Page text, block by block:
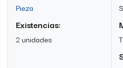
Pieza
Existencias:
2 unidades